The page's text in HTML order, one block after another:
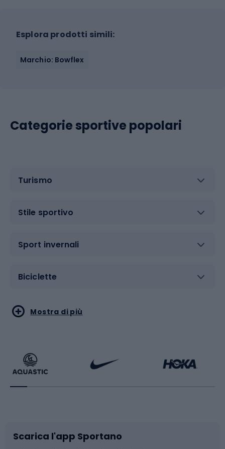
Esplora prodotti simili:
Marchio: Bowflex
Categorie sportive popolari
Turismo
Stile sportivo
Sport invernali
Biciclette
Sport acquatici
Bikepacking
Bushcraft
Sport di arti marziali
Sport con le racchette
Slitte e slittini
Mostra di più
Scarica l'app Sportano